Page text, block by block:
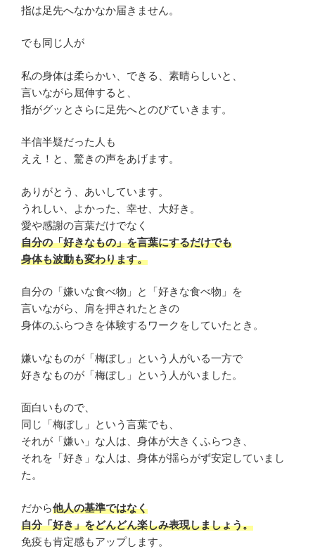
指は足先へなかなか届きません。
でも同じ人が
私の身体は柔らかい、できる、素晴らしいと、
言いながら屈伸すると、
指がグッとさらに足先へとのびていきます。
半信半疑だった人も
ええ！と、驚きの声をあげます。
ありがとう、あいしています。
うれしい、よかった、幸せ、大好き。
愛や感謝の言葉だけでなく
自分の「好きなもの」を言葉にするだけでも
身体も波動も変わります。
自分の「嫌いな食べ物」と「好きな食べ物」を
言いながら、肩を押されたときの
身体のふらつきを体験するワークをしていたとき。
嫌いなものが「梅ぼし」という人がいる一方で
好きなものが「梅ぼし」という人がいました。
面白いもので、
同じ「梅ぼし」という言葉でも、
それが「嫌い」な人は、身体が大きくふらつき、
それを「好き」な人は、身体が揺らがず安定していまし
た。
だから他人の基準ではなく
自分「好き」をどんどん楽しみ表現しましょう。
免疫も肯定感もアップします。